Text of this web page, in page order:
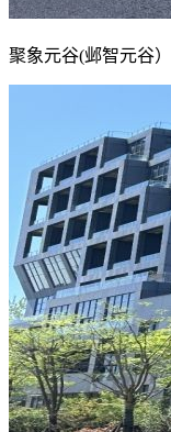
聚象元谷(邺智元谷）